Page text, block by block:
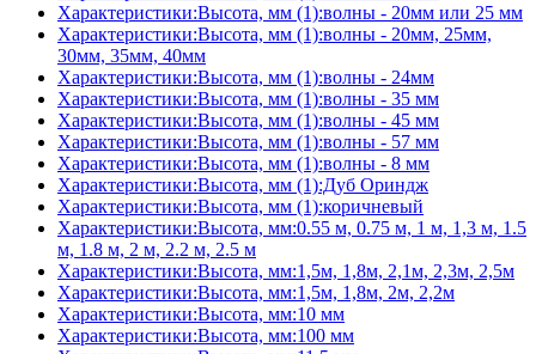
Характеристики:Высота, мм (1):волны - 20мм или 25 мм
Характеристики:Высота, мм (1):волны - 20мм, 25мм,
30мм, 35мм, 40мм
Характеристики:Высота, мм (1):волны - 24мм
Характеристики:Высота, мм (1):волны - 35 мм
Характеристики:Высота, мм (1):волны - 45 мм
Характеристики:Высота, мм (1):волны - 57 мм
Характеристики:Высота, мм (1):волны - 8 мм
Характеристики:Высота, мм (1):Дуб Ориндж
Характеристики:Высота, мм (1):коричневый
Характеристики:Высота, мм:0.55 м, 0.75 м, 1 м, 1,3 м, 1.5
м, 1.8 м, 2 м, 2.2 м, 2.5 м
Характеристики:Высота, мм:1,5м, 1,8м, 2,1м, 2,3м, 2,5м
Характеристики:Высота, мм:1,5м, 1,8м, 2м, 2,2м
Характеристики:Высота, мм:10 мм
Характеристики:Высота, мм:100 мм